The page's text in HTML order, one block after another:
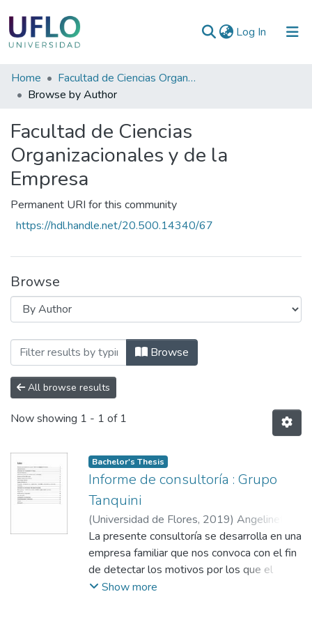
Log In (current)
Communities
&
All of RIUFLO
Home
Facultad de Ciencias Organizacionales y de la Empresa
Browse by Author
Facultad de Ciencias
Organizacionales y de la
Empresa
Permanent URI for this community
https://hdl.handle.net/20.500.14340/67
Browse
Browsing Facultad de Ciencias
Browse
All browse results
Now showing 1 - 1 of 1
Bachelor's Thesis
Informe de consultoría : Grupo
Tanquini
(Universidad de Flores, 2019) Angelinetta,
Silvana
La presente consultoría se desarrolla en una
empresa familiar que nos convoca con el fin
de detectar los motivos por los que el
personal trabaja con desgano y desinterés
Show more